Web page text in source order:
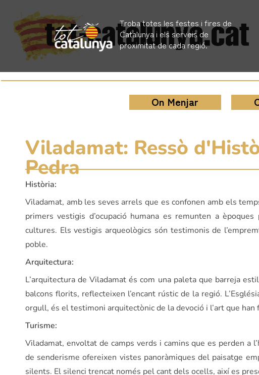
Troba totes les festes i fires de
Catalunya i els serveis de
proximitat de cada regió.
On Menjar
Viladamat: Ressò
Pedra
Història:
Viladamat, amb les seves arrels que es confonen amb els
primers vestigis d’ocupació humana es remunten a
cultures. Els vestigis arqueològics són testimonis de
poble.
Arquitectura:
L’arquitectura de Viladamat és com una paleta que barreja
balcons florits, reflecteixen l’encant rústic de la regió.
orgull, és el testimoni arquitectònic de la devoció i l’art que
Turisme:
Viladamat, envoltat de camps verds i camins que es perden
de senderisme ofereixen vistes panoràmiques del paisatge
silents. El silenci trencat només pel cant dels ocells, així es